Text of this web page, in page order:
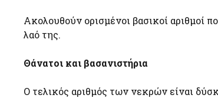
Ακολουθούν ορισμένοι βασικοί αριθμοί
λαό της.
Θάνατοι και βασανιστήρια
Ο τελικός αριθμός των νεκρών είναι